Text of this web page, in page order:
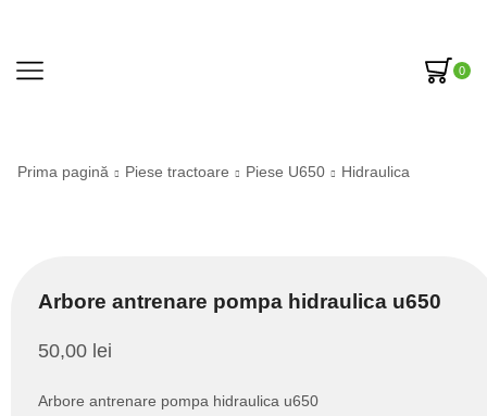
0
Prima pagină Piese tractoare Piese U650 Hidraulica
Arbore antrenare pompa hidraulica u650
50,00 lei
Arbore antrenare pompa hidraulica u650